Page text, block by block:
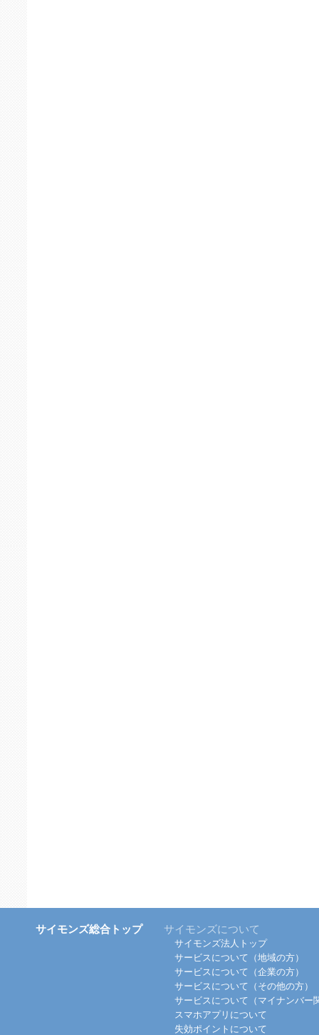
サイモンズ総合トップ サイモンズについて
サイモンズ法人トップ
サービスについて（地域の方）
サービスについて（企業の方）
サービスについて（その他の方）
サービスについて（マイナンバー
スマホアプリについて
失効ポイントについて